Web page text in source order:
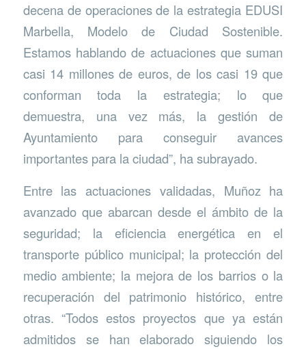
decena de operaciones de la estrategia EDUSI
Marbella, Modelo de Ciudad Sostenible.
Estamos hablando de actuaciones que suman
casi 14 millones de euros, de los casi 19 que
conforman toda la estrategia; lo que
demuestra, una vez más, la gestión de
Ayuntamiento para conseguir avances
importantes para la ciudad”, ha subrayado.
Entre las actuaciones validadas, Muñoz ha
avanzado que abarcan desde el ámbito de la
seguridad; la eficiencia energética en el
transporte público municipal; la protección del
medio ambiente; la mejora de los barrios o la
recuperación del patrimonio histórico, entre
otras. “Todos estos proyectos que ya están
admitidos se han elaborado siguiendo los